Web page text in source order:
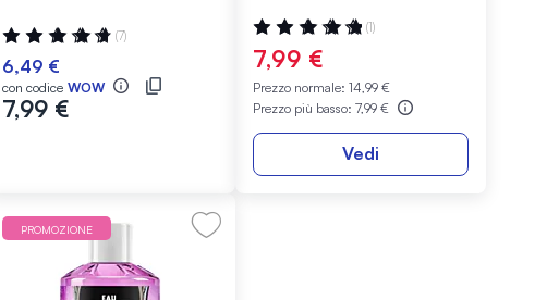
Valutazione:
97%
(7)
6,49 €
con codice WOW
7,99 €
Valutazione:
100%
(1)
7,99 €
Prezzo normale: 14,99 €
Prezzo più basso: 7,99 €
Vedi
PROMOZIONE